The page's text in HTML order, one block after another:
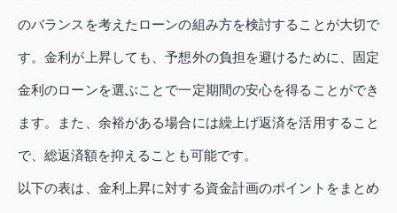
のバランスを考えたローンの組み方を検討することが大切で
す。金利が上昇しても、予想外の負担を避けるために、固定
金利のローンを選ぶことで一定期間の安心を得ることができ
ます。また、余裕がある場合には繰上げ返済を活用すること
で、総返済額を抑えることも可能です。
以下の表は、金利上昇に対する資金計画のポイントをまとめ